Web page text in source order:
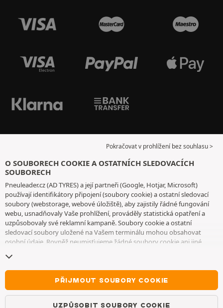
Pokračovat v prohlížení bez souhlasu >
O SOUBORECH COOKIE A OSTATNÍCH SLEDOVACÍCH
SOUBORECH
Pneuleader.cz (AD TYRES) a její partneři (Google, Hotjar, Microsoft)
používají identifikátory připojení (soubory cookie) a ostatní sledovací
soubory (webstorage, webové úložiště), aby zajistily řádné fungování
webu, usnadňovaly Vaše prohlížení, prováděly statistická opatření a
uzpůsobovaly své reklamní kampaně. Soubory cookie a ostatní
sledovací soubory uložené na Vašem terminálu mohou obsahovat
osobní údaje. Rovněž neumisťujeme žádné soubory cookie ani jiné
vyjma těch, které jsou nezbytné pro fungování webu. Vaši volbu
uchováváme po dobu 6 měsíců. Svůj souhlas můžete kdykoliv odvolat
stránce souborů cookie a ostatních sledovacích souborů
rozhodnout, že budete pokračovat v prohlížení, aniž byste přijali
ukládání souborů cookie nebo jiných sledovacích souborů. Toto
PŘIJMOUT SOUBORY COOKIE
UZPŮSOBIT SOUBORY COOKIE